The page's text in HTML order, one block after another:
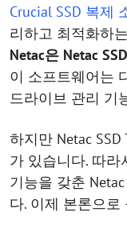
Crucial SSD 복제
리하고 최적화하
Netac은 Netac
이 소프트웨어는
드라이브 관리 기
하지만 Netac
가 있습니다. 따
기능을 갖춘
다. 이제 본론으로